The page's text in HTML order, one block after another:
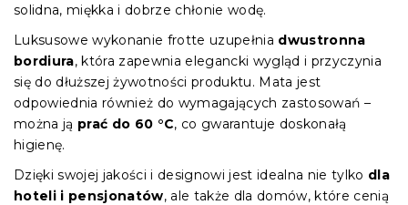
solidna, miękka i dobrze chłonie wodę.
Luksusowe wykonanie frotte uzupełnia dwustronna
bordiura, która zapewnia elegancki wygląd i przyczynia
się do dłuższej żywotności produktu. Mata jest
odpowiednia również do wymagających zastosowań –
można ją prać do 60 °C, co gwarantuje doskonałą
higienę.
Dzięki swojej jakości i designowi jest idealna nie tylko dla
hoteli i pensjonatów, ale także dla domów, które cenią